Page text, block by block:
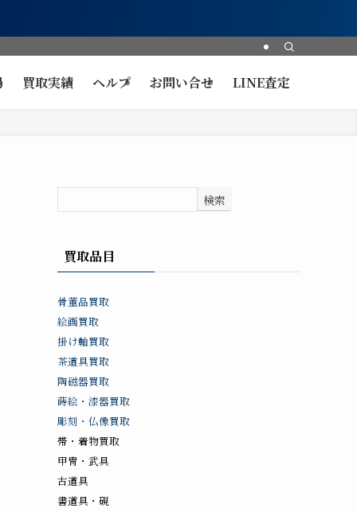
買取実績 ヘルプ お問い合せ LINE査定
検索
買取品目
骨董品買取
絵画買取
掛け軸買取
茶道具買取
陶磁器買取
蒔絵・漆器買取
彫刻・仏像買取
帯・着物買取
甲冑・武具
古道具
書道具・硯